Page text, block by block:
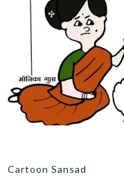
Cartoon Sansad